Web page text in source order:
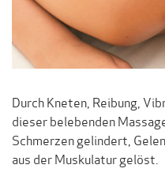
Durch Kneten, Reibung,
dieser belebenden
Schmerzen gelindert,
aus der Muskulatur gelöst.